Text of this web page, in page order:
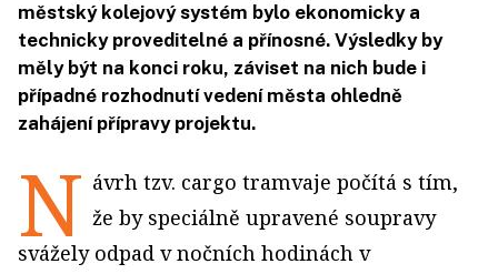
městský kolejový systém bylo ekonomicky a
technicky proveditelné a přínosné. Výsledky by
měly být na konci roku, záviset na nich bude i
případné rozhodnutí vedení města ohledně
zahájení přípravy projektu.
N ávrh tzv. cargo tramvaje počítá s tím,
že by speciálně upravené soupravy
svážely odpad v nočních hodinách v